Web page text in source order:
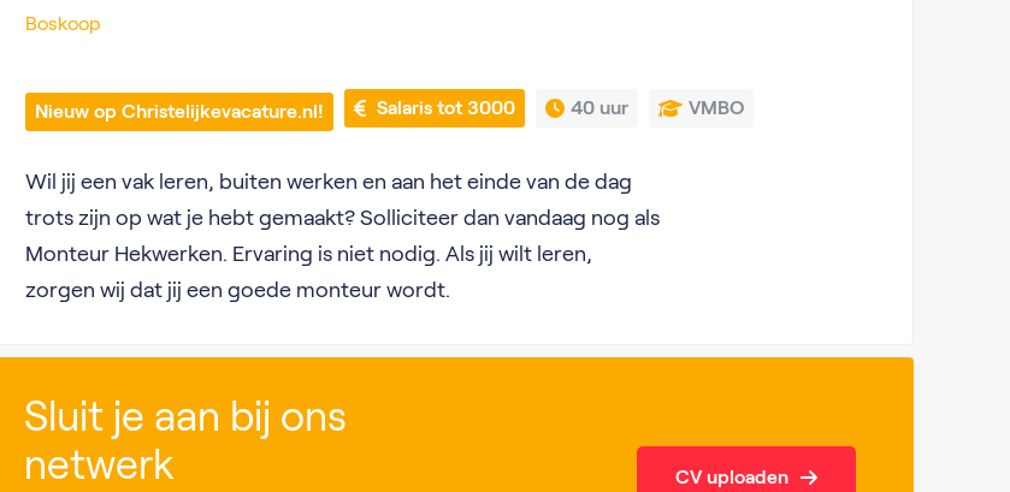
Boskoop
Nieuw op Christelijkevacature.nl! Salaris tot 3000 40 uur VMBO
Wil jij een vak leren, buiten werken en aan het einde van de dag
trots zijn op wat je hebt gemaakt? Solliciteer dan vandaag nog als
Monteur Hekwerken. Ervaring is niet nodig. Als jij wilt leren,
zorgen wij dat jij een goede monteur wordt.
Sluit je aan bij ons
netwerk
CV uploaden